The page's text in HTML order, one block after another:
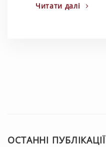
Читати далі
ОСТАННІ ПУБЛІКАЦІЇ